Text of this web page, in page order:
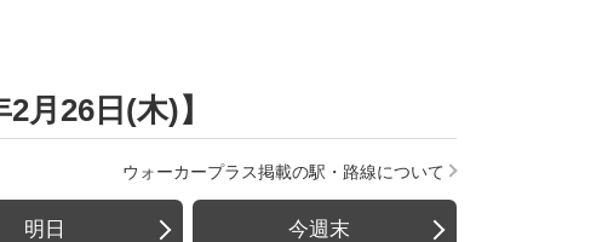
月26日(木)】
ウォーカープラス掲載の駅・路線について
明日 今週末